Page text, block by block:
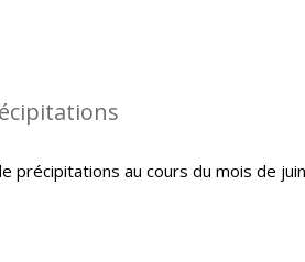
précipitations au cours du mois de